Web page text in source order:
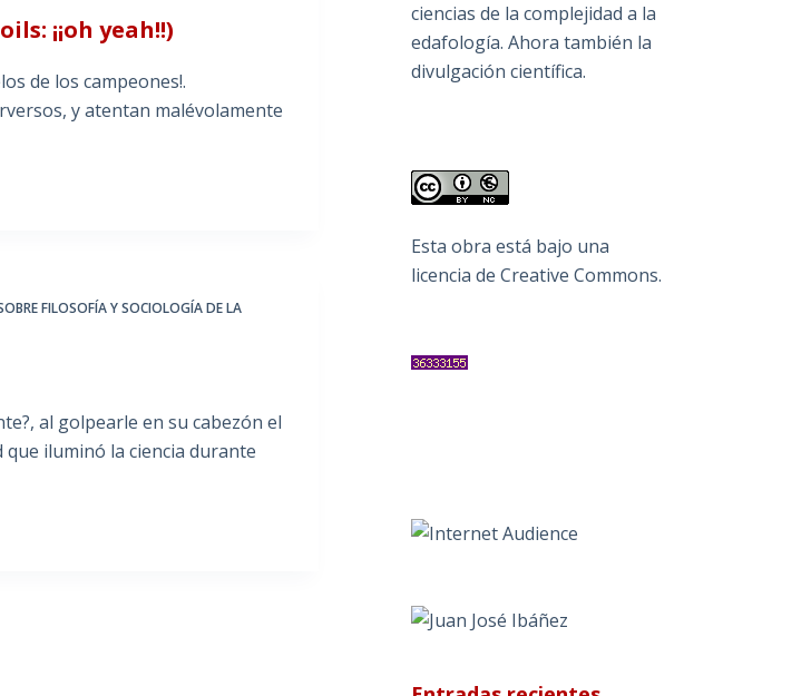
¡¡oh yeah!!)
de los campeones!.
y atentan malévolamente
FILOSOFÍA Y SOCIOLOGÍA DE LA
al golpearle en su cabezón el
iluminó la ciencia durante
ciencias de la complejidad a la
edafología. Ahora también la
divulgación científica.
Esta obra está bajo una
licencia de Creative Commons.